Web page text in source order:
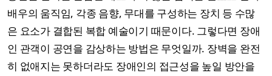
배우의 움직임, 각종 음향, 무대를 구성하는 장치 등 수많
은 요소가 결합된 복합 예술이기 때문이다. 그렇다면 장애
인 관객이 공연을 감상하는 방법은 무엇일까. 장벽을 완전
히 없애지는 못하더라도 장애인의 접근성을 높일 방안을